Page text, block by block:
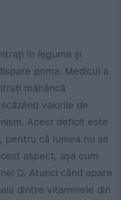
în legume și
prima. Medicul a
mănâncă
valorile de
Acest deficit este
pentru că lumea nu se
aspect, așa cum
D. Atunci când apare
dintre vitaminele din